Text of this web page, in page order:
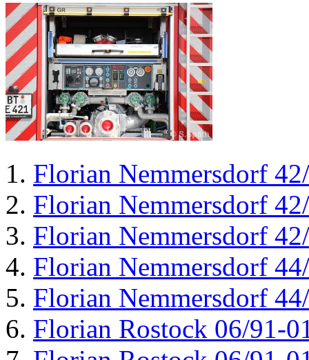
Florian Nemmersdorf
Florian Nemmersdorf
Florian Nemmersdorf
Florian Nemmersdorf
Florian Nemmersdorf
Florian Rostock 06/91-